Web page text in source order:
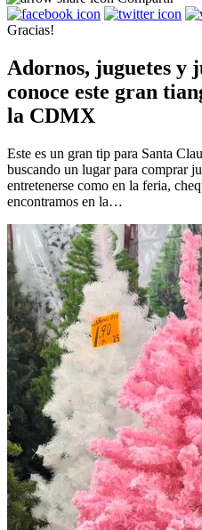
Gracias!
Adornos, juguetes y
conoce este gran
la CDMX
Este es un gran tip para Santa
buscando un lugar para comprar
entretenerse como en la feria,
encontramos en la…